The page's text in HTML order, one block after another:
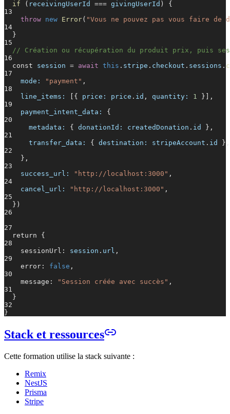
if
( receivingUserId === givingUserId ) {
13
throw new Error( "Vous ne pouvez pas vous faire de
14
}
15
// Création ou récupération du produit prix, puis
16
const
session = await this . stripe . checkout . sessions .
17
mode:
"payment" ,
18
line_items:
[{ price: price . id , quantity: 1
}],
19
payment_intent_data:
{
20
metadata:
{ donationId: createdDonation . id
},
21
transfer_data:
{ destination: stripeAccount . id
},
22
},
23
success_url:
"http://localhost:3000" ,
24
cancel_url:
"http://localhost:3000" ,
25
})
26
27
return {
28
sessionUrl:
session . url ,
29
error:
false ,
30
message:
"Session créée avec succès" ,
31
}
32
}
Stack et ressources
Cette formation utilise la stack suivante :
Remix
NestJS
Prisma
Stripe